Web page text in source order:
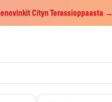
Cityn Terassioppaasta →